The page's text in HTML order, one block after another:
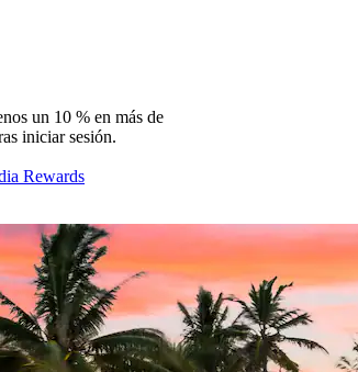
un 10 % en más de
iniciar sesión.
Rewards